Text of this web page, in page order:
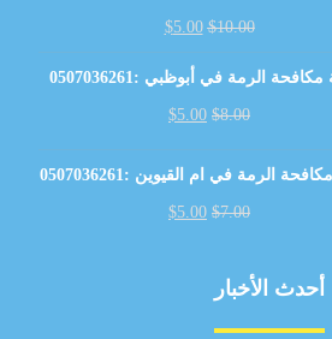
$10.00
$5.00
الرمة في أبوظبي :0507036261
$8.00
$5.00
الرمة في ام القيوين :0507036261
$7.00
$5.00
أحدث الأخبار